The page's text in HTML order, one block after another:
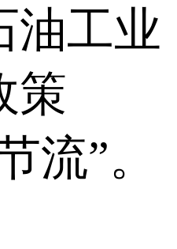
油工业
策
流”。